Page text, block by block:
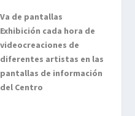
Va de pantallas
Exhibición cada hora de
videocreaciones de
diferentes artistas en las
pantallas de información
del Centro